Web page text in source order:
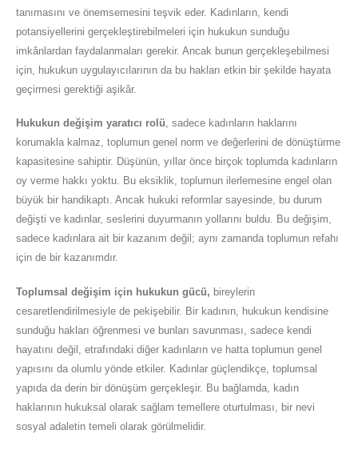
tanımasını ve önemsemesini teşvik eder. Kadınların, kendi
potansiyellerini gerçekleştirebilmeleri için hukukun sunduğu
imkânlardan faydalanmaları gerekir. Ancak bunun gerçekleşebilmesi
için, hukukun uygulayıcılarının da bu hakları etkin bir şekilde hayata
geçirmesi gerektiği aşikâr.
Hukukun değişim yaratıcı rolü, sadece kadınların haklarını
korumakla kalmaz, toplumun genel norm ve değerlerini de dönüştürme
kapasitesine sahiptir. Düşünün, yıllar önce birçok toplumda kadınların
oy verme hakkı yoktu. Bu eksiklik, toplumun ilerlemesine engel olan
büyük bir handikaptı. Ancak hukuki reformlar sayesinde, bu durum
değişti ve kadınlar, seslerini duyurmanın yollarını buldu. Bu değişim,
sadece kadınlara ait bir kazanım değil; aynı zamanda toplumun refahı
için de bir kazanımdır.
Toplumsal değişim için hukukun gücü, bireylerin
cesaretlendirilmesiyle de pekişebilir. Bir kadının, hukukun kendisine
sunduğu hakları öğrenmesi ve bunları savunması, sadece kendi
hayatını değil, etrafındaki diğer kadınların ve hatta toplumun genel
yapısını da olumlu yönde etkiler. Kadınlar güçlendikçe, toplumsal
yapıda da derin bir dönüşüm gerçekleşir. Bu bağlamda, kadın
haklarının hukuksal olarak sağlam temellere oturtulması, bir nevi
sosyal adaletin temeli olarak görülmelidir.